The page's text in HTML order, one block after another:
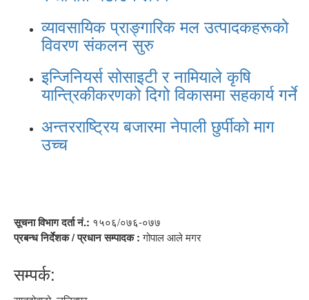
व्यावसायिक प्राङ्गारिक मल उत्पादकहरूको
विवरण संकलन सुरु
इन्जिनियर्स सोसाइटी र नामियाले कृषि
यान्त्रिकीकरणको दिगो विकासमा सहकार्य गर्ने
अन्तरराष्ट्रिय बजारमा नेपाली छुर्पीको माग
उच्च
सूचना विभाग दर्ता नं.: १५०६/०७६-०७७
प्रबन्ध निर्देशक / प्रधान सम्पादक :गोपाल आले मगर
सम्पर्क: